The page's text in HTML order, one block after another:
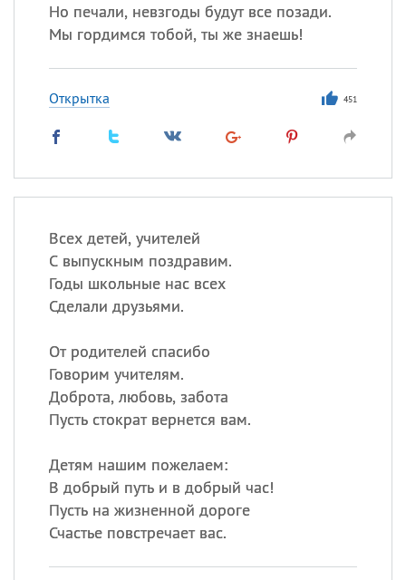
Но печали, невзгоды будут все позади.
Мы гордимся тобой, ты же знаешь!
Открытка 451
Всех детей, учителей
С выпускным поздравим.
Годы школьные нас всех
Сделали друзьями.
От родителей спасибо
Говорим учителям.
Доброта, любовь, забота
Пусть стократ вернется вам.
Детям нашим пожелаем:
В добрый путь и в добрый час!
Пусть на жизненной дороге
Счастье повстречает вас.